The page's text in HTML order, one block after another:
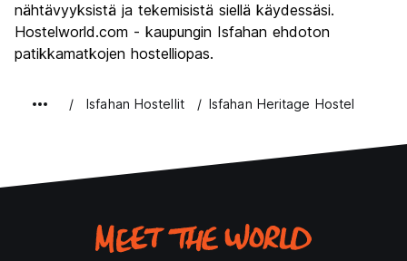
nähtävyyksistä ja tekemisistä siellä käydessäsi.
Hostelworld.com - kaupungin Isfahan ehdoton
patikkamatkojen hostelliopas.
Isfahan Hostellit Isfahan Heritage Hostel